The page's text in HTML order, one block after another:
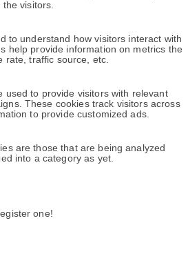
the visitors.
to understand how visitors interact with
help provide information on metrics the
rate, traffic source, etc.
used to provide visitors with relevant
These cookies track visitors across
to provide customized ads.
are those that are being analyzed
into a category as yet.
one!